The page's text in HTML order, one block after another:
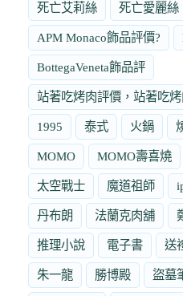
死亡艾莉絲 死亡愛麗絲
APM Monaco飾品評價?
BottegaVeneta飾品評
站著吃烤肉評價，站著吃
1995 泰式 火鍋
MOMO MOMO壽喜燒
太空戰士 魔道祖師
丹布朗 法蘭克肉舖
推理小說 電子書 送
朱一龍 勝博殿 盜墓